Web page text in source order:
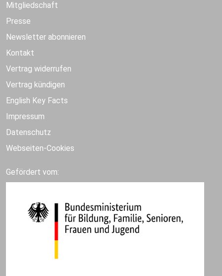
Mitgliedschaft
Presse
Newsletter abonnieren
Kontakt
Vertrag widerrufen
Vertrag kündigen
English Key Facts
Impressum
Datenschutz
Webseiten-Cookies
Gefördert vom: